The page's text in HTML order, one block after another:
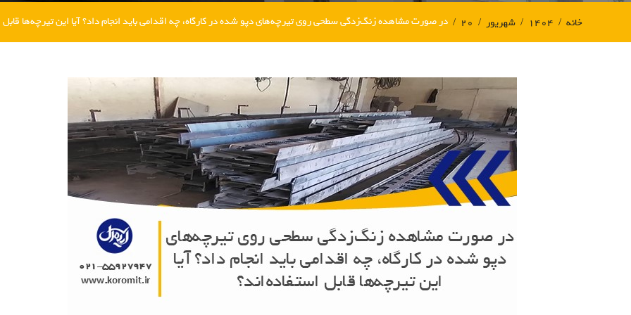
خانه ۱۴۰۴ شهریور ۲۰ در صورت مشاهده زنگ‌زدگی سطحی روی تیرچه‌های دپو شده در کارگاه، چه اقدامی باید انجام داد؟ آیا این تیرچه‌ها قابل